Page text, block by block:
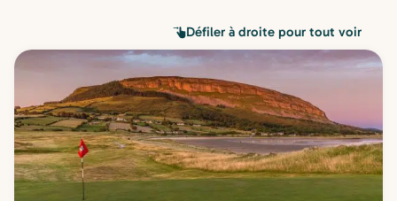
Défiler à droite pour tout voir